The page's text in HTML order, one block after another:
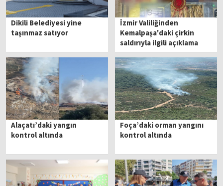
Dikili Belediyesi yine
taşınmaz satıyor
İzmir Valiliğinden
Kemalpaşa'daki çirkin
saldırıyla ilgili açıklama
Alaçatı’daki yangın
kontrol altında
Foça’daki orman yangını
kontrol altında